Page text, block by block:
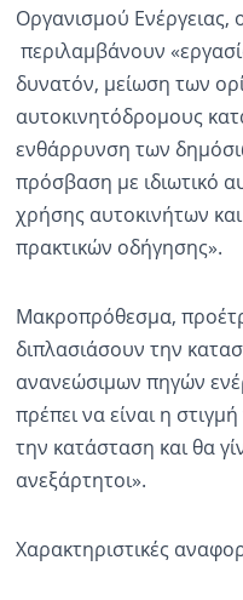
Οργανισμού Ενέργειας,
περιλαμβάνουν
δυνατόν, μείωση των
αυτοκινητόδρομους
ενθάρρυνση των
πρόσβαση με ιδιωτικό
χρήσης αυτοκινήτων
πρακτικών οδήγησης».
Μακροπρόθεσμα,
διπλασιάσουν την
ανανεώσιμων πηγών
πρέπει να είναι η
την κατάσταση και θα
ανεξάρτητοι».
Χαρακτηριστικές